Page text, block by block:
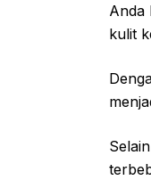
Anda
kulit